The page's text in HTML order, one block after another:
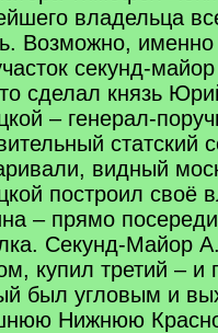
владельца
Возможно, именно
секунд-
сделал князь
– генерал-
статский
видный
построил своё
– прямо
Секунд-Майор
купил третий – и
был угловым и
Нижнюю